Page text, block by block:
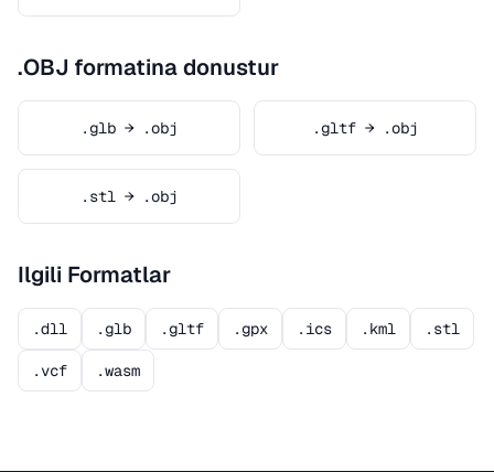
.OBJ formatina donustur
.glb → .obj .gltf → .obj
.stl → .obj
Ilgili Formatlar
.dll .glb .gltf .gpx .ics .kml .stl
.vcf .wasm